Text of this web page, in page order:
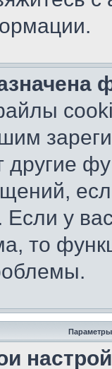
Если у
то
Параметры